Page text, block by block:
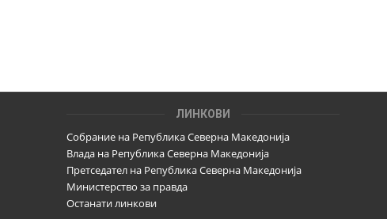
ЛИНКОВИ
Собрание на Република Северна Македонија
Влада на Република Северна Македонија
Претседател на Република Северна Македонија
Министерство за правда
Останати линкови